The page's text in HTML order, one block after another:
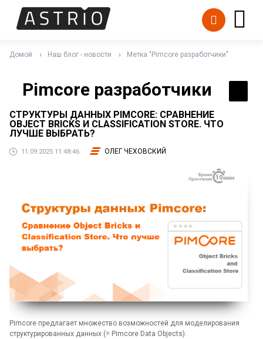
Домой Наш блог - новости Метка "Pimcore разработчики"
Pimcore разработчики
СТРУКТУРЫ ДАННЫХ PIMCORE: СРАВНЕНИЕ
OBJECT BRICKS И CLASSIFICATION STORE. ЧТО
ЛУЧШЕ ВЫБРАТЬ?
11.09.2025 11:48:46 ОЛЕГ ЧЕХОВСКИЙ
Pimcore предлагает множество возможностей для моделирования
структурированных данных (= Pimcore Data Objects).